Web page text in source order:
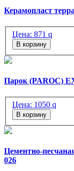
Керамопласт
Цена: 871 q
В корзину
Парок (PAROC)
Цена: 1050 q
В корзину
Цементно-
026